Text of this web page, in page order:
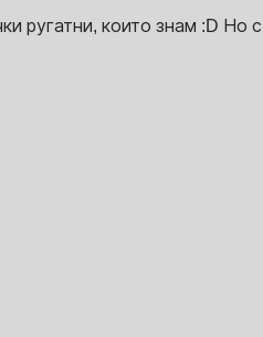
ругатни, които знам :D Но